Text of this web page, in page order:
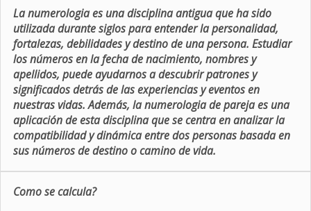
La numerologia es una disciplina antigua que ha sido
utilizada durante siglos para entender la personalidad,
fortalezas, debilidades y destino de una persona. Estudiar
los números en la fecha de nacimiento, nombres y
apellidos, puede ayudarnos a descubrir patrones y
significados detrás de las experiencias y eventos en
nuestras vidas. Además, la numerologia de pareja es una
aplicación de esta disciplina que se centra en analizar la
compatibilidad y dinámica entre dos personas basada en
sus números de destino o camino de vida.
Como se calcula?